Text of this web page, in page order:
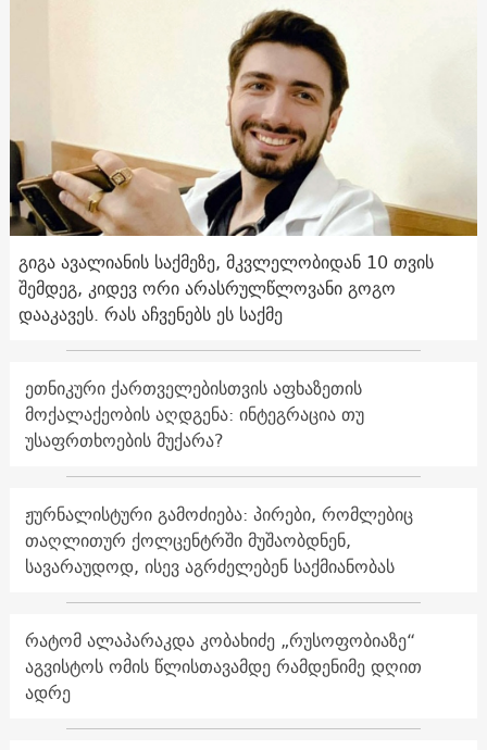
გიგა ავალიანის საქმეზე, მკვლელობიდან 10 თვის
შემდეგ, კიდევ ორი არასრულწლოვანი გოგო
დააკავეს. რას აჩვენებს ეს საქმე
ეთნიკური ქართველებისთვის აფხაზეთის
მოქალაქეობის აღდგენა: ინტეგრაცია თუ
უსაფრთხოების მუქარა?
ჟურნალისტური გამოძიება: პირები, რომლებიც
თაღლითურ ქოლცენტრში მუშაობდნენ,
სავარაუდოდ, ისევ აგრძელებენ საქმიანობას
რატომ ალაპარაკდა კობახიძე „რუსოფობიაზე“
აგვისტოს ომის წლისთავამდე რამდენიმე დღით
ადრე